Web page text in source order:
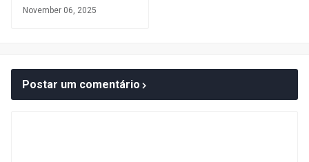
November 06, 2025
Postar um comentário